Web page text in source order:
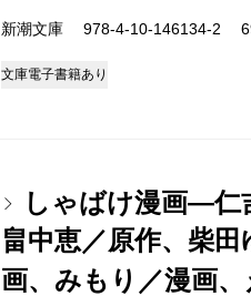
新潮文庫 978-4-10-146134-2
文庫電子書籍あり
しゃばけ漫画―
畠中恵／原作、柴
画、みもり／漫画